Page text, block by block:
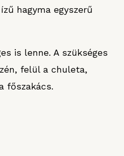
hagyma egyszerű
is lenne. A szükséges
felül a chuleta,
főszakács.